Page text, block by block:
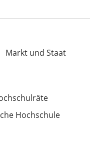
Markt und Staat
Hochschule